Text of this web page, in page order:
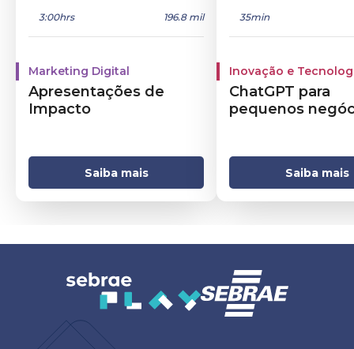
3:00hrs 196.8 mil
Marketing Digital
Apresentações de
Impacto
Saiba mais
35min
Inovação e
ChatGPT para
pequenos
Saiba mais